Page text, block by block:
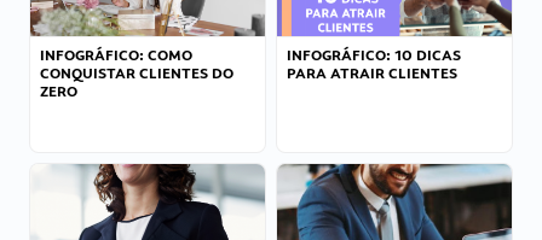
INFOGRÁFICO: COMO
CONQUISTAR CLIENTES DO
ZERO
INFOGRÁFICO: 10 DICAS
PARA ATRAIR CLIENTES